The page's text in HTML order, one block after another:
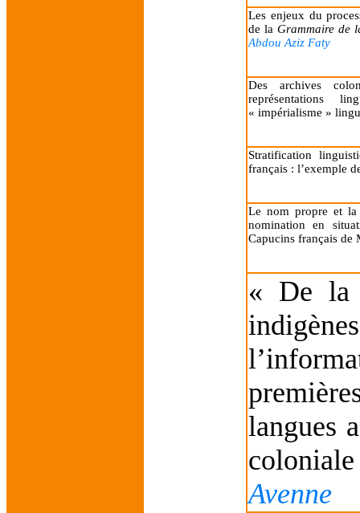
Les enjeux du
de la Grammaire de
Abdou Aziz Faty
Des archives
représentations
« impérialisme »
Stratification
français : l’exemple
Le nom propre et la
nomination en
Capucins français de
« De la
langues
Avenne